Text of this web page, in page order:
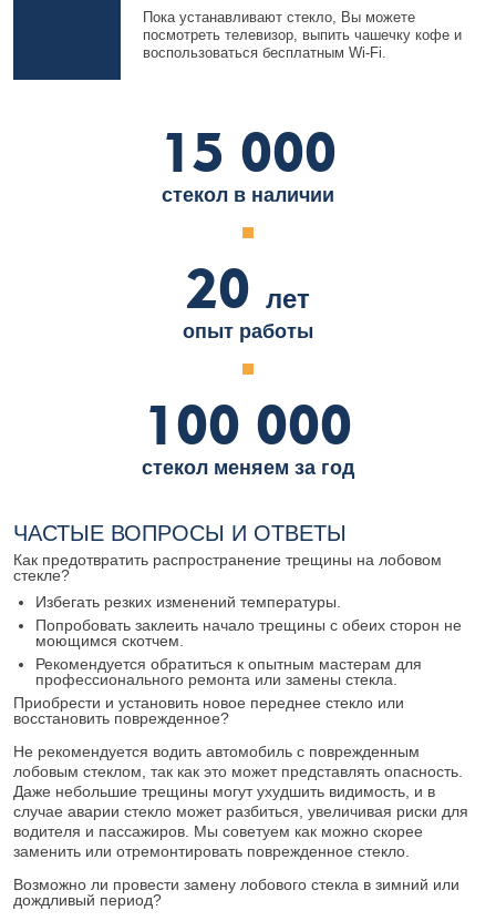
Пока устанавливают стекло, Вы можете
посмотреть телевизор, выпить чашечку кофе и
воспользоваться бесплатным Wi-Fi.
15 000
стекол в наличии
20 лет
опыт работы
100 000
стекол меняем за год
ЧАСТЫЕ ВОПРОСЫ И ОТВЕТЫ
Как предотвратить распространение трещины на лобовом
стекле?
Избегать резких изменений температуры.
Попробовать заклеить начало трещины с обеих сторон не
моющимся скотчем.
Рекомендуется обратиться к опытным мастерам для
профессионального ремонта или замены стекла.
Приобрести и установить новое переднее стекло или
восстановить поврежденное?
Не рекомендуется водить автомобиль с поврежденным
лобовым стеклом, так как это может представлять опасность.
Даже небольшие трещины могут ухудшить видимость, и в
случае аварии стекло может разбиться, увеличивая риски для
водителя и пассажиров. Мы советуем как можно скорее
заменить или отремонтировать поврежденное стекло.
Возможно ли провести замену лобового стекла в зимний или
дождливый период?